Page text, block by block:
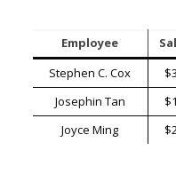
Employee
Stephen C. Cox
Josephin Tan
Joyce Ming